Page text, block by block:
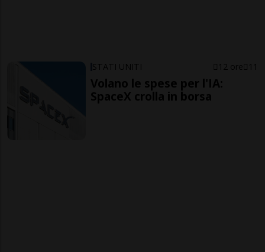
STATI UNITI 12 ore 11
Volano le spese per l'IA:
SpaceX crolla in borsa